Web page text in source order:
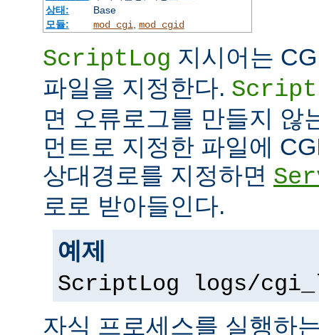
상태:
Base
모듈:
mod_cgi, mod_cgid
ScriptLog 지시어는
파일을 지정한다.
면 오류로그를 만들지 않
먼트로 지정한 파일에
상대경로를 지정하면
로로 받아들인다.
예제
ScriptLog logs/
자식 프로세스를 실행하